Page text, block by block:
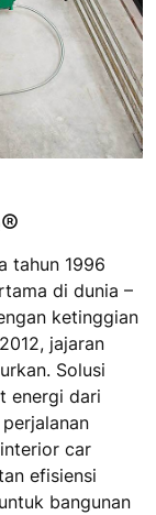
tahun 1996
di dunia –
ketinggian
jajaran
Solusi
energi dari
car
efisiensi
bangunan